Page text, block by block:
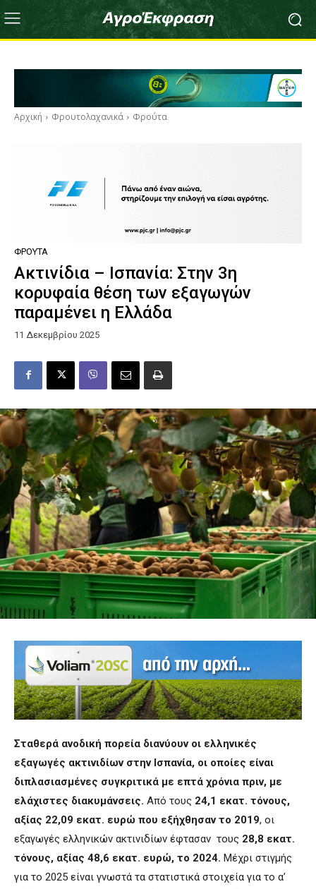
Αρχική Φρουτολαχανικά Φρούτα
ΦΡΟΎΤΑ
Ακτινίδια – Ισπανία: Στην 3η
κορυφαία θέση των εξαγωγών
παραμένει η Ελλάδα
11 Δεκεμβρίου 2025
Σταθερά ανοδική πορεία διανύουν οι ελληνικές
εξαγωγές ακτινιδίων στην Ισπανία, οι οποίες είναι
διπλασιασμένες συγκριτικά με επτά χρόνια πριν, με
ελάχιστες διακυμάνσεις. Από τους 24,1 εκατ. τόνους,
αξίας 22,09 εκατ. ευρώ που εξήχθησαν το 2019, οι
εξαγωγές ελληνικών ακτινιδίων έφτασαν τους 28,8 εκατ.
τόνους, αξίας 48,6 εκατ. ευρώ, το 2024. Μέχρι στιγμής
για το 2025 είναι γνωστά τα στατιστικά στοιχεία για το α’